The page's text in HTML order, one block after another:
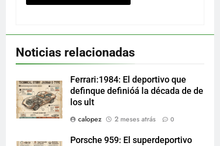
Noticias relacionadas
Ferrari:1984: El deportivo que
definque definióá la década de de
los ult
calopez
2 meses atrás 0
Porsche 959: El superdeportivo